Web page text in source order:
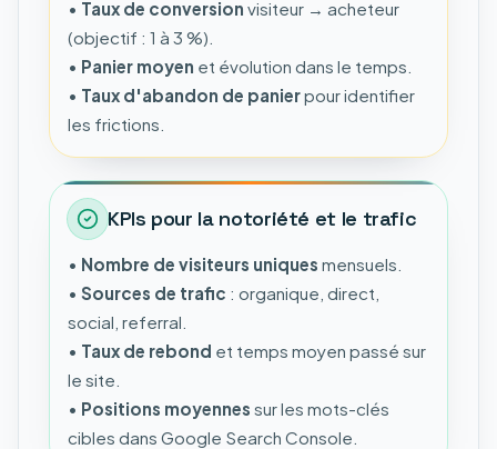
• Taux de conversion visiteur → acheteur
(objectif : 1 à 3 %).
• Panier moyen et évolution dans le temps.
• Taux d'abandon de panierpour identifier
les frictions.
KPIs pour la notoriété et le trafic
• Nombre de visiteurs uniques mensuels.
• Sources de trafic : organique, direct,
social, referral.
• Taux de rebond et temps moyen passé sur
le site.
• Positions moyennes sur les mots-clés
cibles dans Google Search Console.